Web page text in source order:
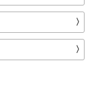
〉
〉